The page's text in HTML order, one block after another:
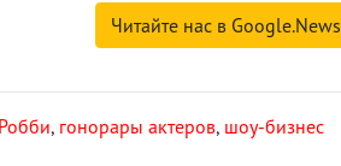
Читайте нас в Google.News
, гонорары актеров, шоу-бизнес